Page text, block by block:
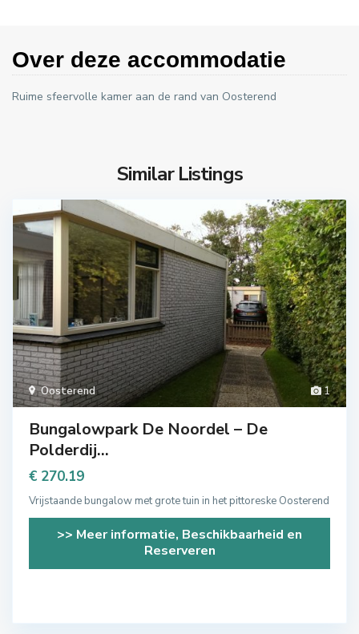
Over deze accommodatie
Ruime sfeervolle kamer aan de rand van Oosterend
Similar Listings
1
Oosterend
Bungalowpark De Noordel – De
Polderdij...
€ 270.19
Vrijstaande bungalow met grote tuin in het pittoreske Oosterend
>> Meer informatie, Beschikbaarheid en
Reserveren